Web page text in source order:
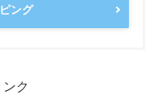
ング
ク